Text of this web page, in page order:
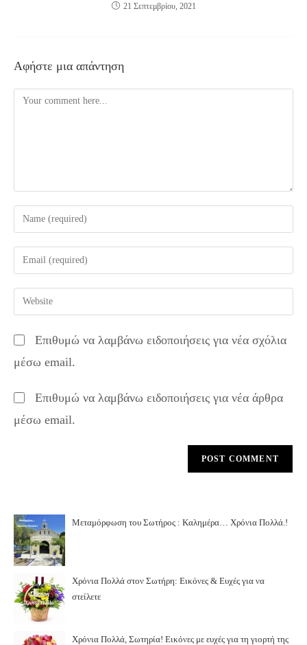
21 Σεπτεμβρίου, 2021
Αφήστε μια απάντηση
Comment
Enter
your
name
comment
Enter
your
email
address
comment
Enter
your
URL
(optional)
Επιθυμώ να λαμβάνω ειδοποιήσεις για νέα σχόλια
μέσω email.
Επιθυμώ να λαμβάνω ειδοποιήσεις για νέα άρθρα
μέσω email.
Μεταμόρφωση του Σωτήρος : Καλημέρα… Χρόνια Πολλά.!
Χρόνια Πολλά στον Σωτήρη: Εικόνες & Ευχές για να
στείλετε
Χρόνια Πολλά, Σωτηρία! Εικόνες με ευχές για τη γιορτή της